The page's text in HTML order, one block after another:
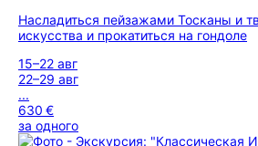
Насладиться пейзажами Тосканы и
искусства и прокатиться на гондоле
15–22 авг
22–29 авг
...
630 €
за одного